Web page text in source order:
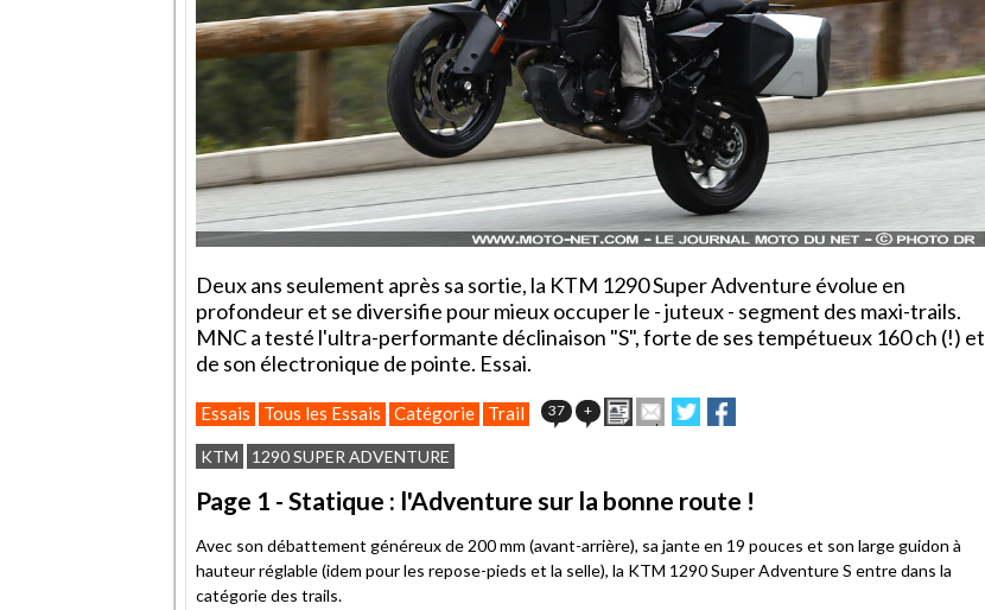
Deux ans seulement après sa sortie, la KTM 1290 Super Adventure évolue en
profondeur et se diversifie pour mieux occuper le - juteux - segment des maxi-trails.
MNC a testé l'ultra-performante déclinaison "S", forte de ses tempétueux 160 ch (!) et
de son électronique de pointe. Essai.
Essais Tous les Essais Catégorie Trail 37 + ImprimerEnvoyer
cet
ami
Partager
sur
sur
KTM 1290 SUPER ADVENTURE
Page 1 - Statique : l'Adventure sur la bonne route !
Avec son débattement généreux de 200 mm (avant-arrière), sa jante en 19 pouces et son large guidon à
hauteur réglable (idem pour les repose-pieds et la selle), la KTM 1290 Super Adventure S entre dans la
catégorie des trails.